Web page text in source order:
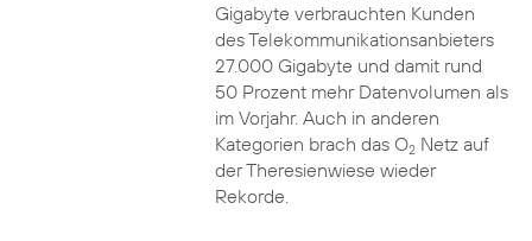
Gigabyte verbrauchten Kunden
des Telekommunikationsanbieters
27.000 Gigabyte und damit rund
50 Prozent mehr Datenvolumen als
im Vorjahr. Auch in anderen
Kategorien brach das O2Netz auf
der Theresienwiese wieder
Rekorde.